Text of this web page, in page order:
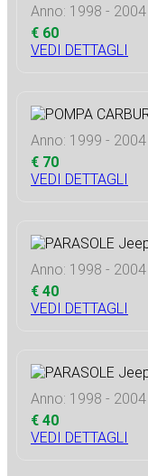
Anno: 1998 - 2004
€ 60
VEDI DETTAGLI
Anno: 1999 - 2004
€ 70
VEDI DETTAGLI
Anno: 1998 - 2004
€ 40
VEDI DETTAGLI
Anno: 1998 - 2004
€ 40
VEDI DETTAGLI